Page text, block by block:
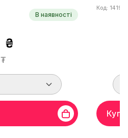
В наявності
₴
₮
Код: 1419